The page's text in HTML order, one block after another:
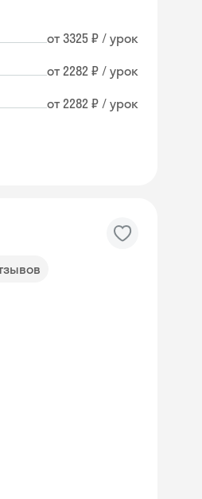
от 3325 ₽ / урок
от 2282 ₽ / урок
от 2282 ₽ / урок